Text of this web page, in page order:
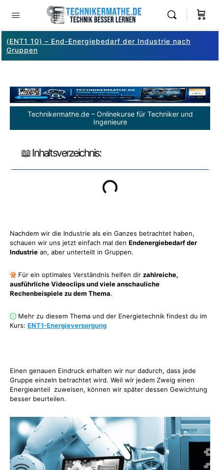
(ENT1 10) – End-Energiebedarf der Industrie nach
Gruppen
Technikermathe.de – Onlinekurse für Techniker und
Ingenieure
📖 Inhaltsverzeichnis:
Nachdem wir die Industrie als ein Ganzes betrachtet haben,
schauen wir uns jetzt einfach mal den Endenergiebedarf der
Industrie an, aber unterteilt in Gruppen.
Für ein optimales Verständnis helfen dir zahlreiche,
ausführliche Videoclips und viele anschauliche
Rechenbeispiele zu dem Thema.
Mehr zu diesem Thema und der Energietechnik findest du im
Kurs: ENT1-Energieversorgung
Einen genauen Eindruck erhalten wir nur dadurch, dass jede
Gruppe einzeln betrachtet wird. Weil wir jedem Zweig einen
Energieanteil zuweisen, können wir später dessen Gewichtung
besser beurteilen.